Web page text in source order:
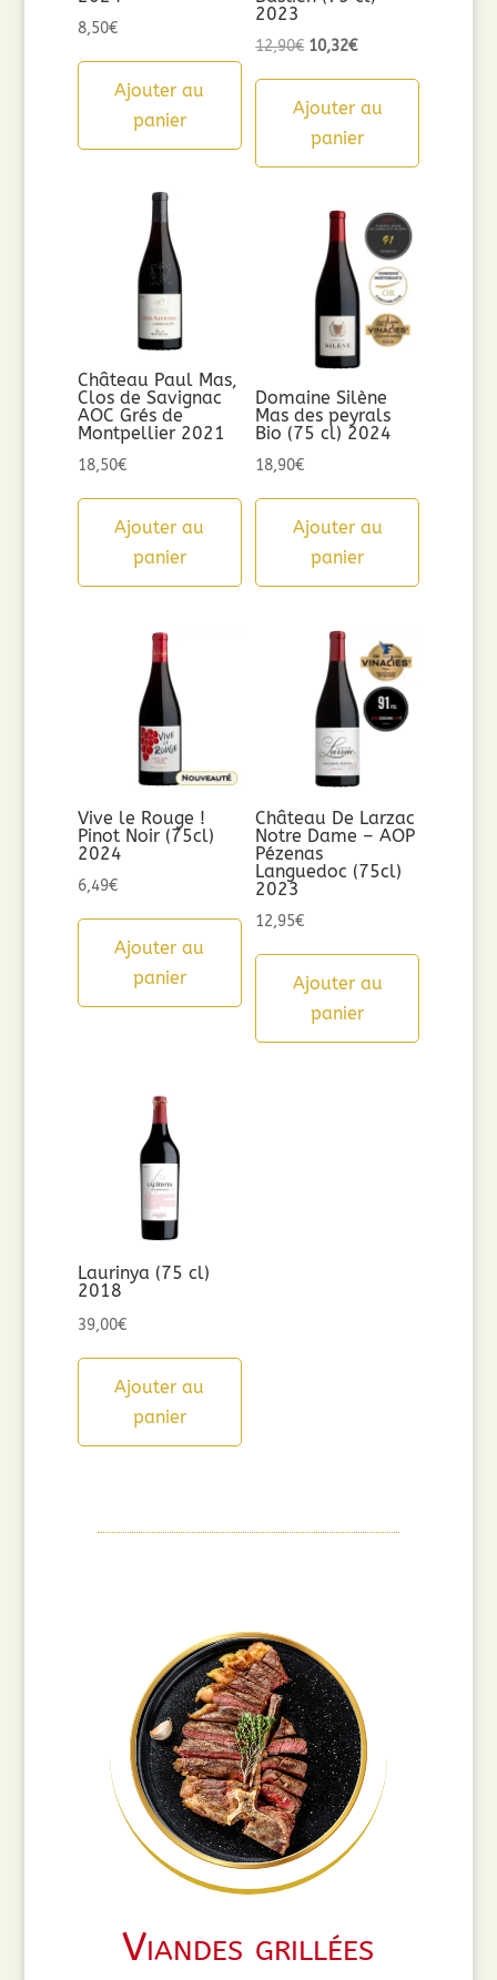
8,50€
Ajouter au
panier
2023
12,90€ Le
initial
était :
10,32€Le
actuel
est :
Ajouter au
panier
Château Paul Mas,
Clos de Savignac
AOC Grés de
Montpellier 2021
18,50€
Ajouter au
panier
Domaine Silène
Mas des peyrals
Bio (75 cl) 2024
18,90€
Ajouter au
panier
Vive le Rouge !
Pinot Noir (75cl)
2024
6,49€
Ajouter au
panier
Château De Larzac
Notre Dame – AOP
Pézenas
Languedoc (75cl)
2023
12,95€
Ajouter au
panier
Laurinya (75 cl)
2018
39,00€
Ajouter au
panier
Viandes grillées